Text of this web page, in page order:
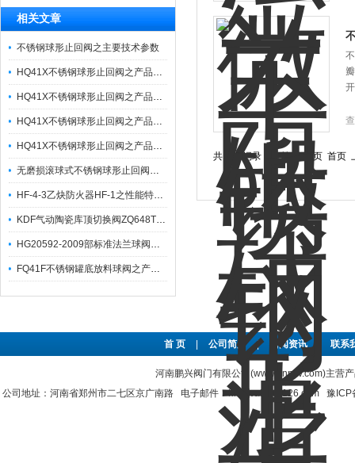
相关文章
不锈钢球形止回阀之主要技术参数
HQ41X不锈钢球形止回阀之产品特性与外形尺寸
HQ41X不锈钢球形止回阀之产品特点及技术参数
HQ41X不锈钢球形止回阀之产品特性有哪些？
HQ41X不锈钢球形止回阀之产品主要特点及其技术参数
无磨损滚球式不锈钢球形止回阀之主要技术参数及安装图
HF-4-3乙炔防火器HF-1之性能特点及适用范围
KDF气动陶瓷库顶切换阀ZQ648TC之产品特性与应用
HG20592-2009部标准法兰球阀之产品特点及应用
FQ41F不锈钢罐底放料球阀之产品主要特点及应用
共 3 条记录，当前 1 / 1 页 首页
首 页 公司简介 | 新闻资讯 联系
河南鹏兴阀门有限公司(www.hnpxv.com)主营
公司地址：河南省郑州市二七区京广南路 电子邮件：hnpxvalve@126.com 豫ICP